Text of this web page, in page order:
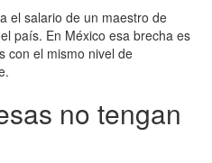
el salario de un maestro de
país. En México esa brecha es
con el mismo nivel de
no tengan